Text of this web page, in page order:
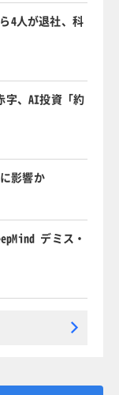
4人が退社、科
字、AI投資「約
影響か
デミス・